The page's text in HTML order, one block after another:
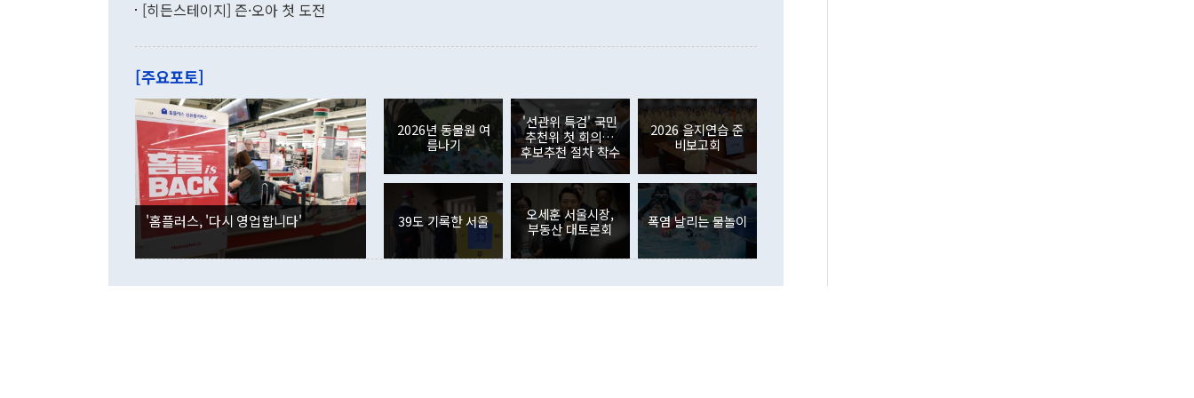
"우리의 선의대로 하는 게 과연 한반도의 평화와 안정에 플러스냐, 결론적
관은 업무보고 사후 브리핑에서 정 장관이 언급한 '4자 회담'에 대해 "이상
이 9월 러시아 블라디보스토크에서 열리는 '동방경제포럼(EEF)'을 언급하
며 "정부 차원에서 (참석을) 검토하고 있다"고 발언한 데 대해서도 조 장관
은 "그것은 외교부의 몫"이라며 "아직 거기까지 진도가 나가지 않았다"고
잘랐다. 정 장관이 이날 소개한 대북 구상과 설명은 정부 내 조율을 거치지
않았다는 점에서 문제가 있다. 특히 주적 표현 대체와 국호 사용, 9·19 군
사합의 복원, 4자회담 추진 등은 통일부 장관이 결정할 사안이 아니어서 월
권이라는 지적이 나오고 있다. 이 대통령은 정 장관의 업무보고를 듣고 난
뒤 "여기 업무보고에 발표했다고 승인난 건 아니다"라고 재차 확인했다. 정
부의 한 소식통은 "정 장관의 발언 내용은 대부분 국가안전보장회의(NSC)
를 거쳐 결정된 사안이 아닌 정 장관의 개인적 생각에 가깝다"며 "안보 관
련 부처 장관이 정부의 공식 정책이 아닌 사안을 추진하겠다고 업무보고를
하고 대통령의 면전에서 '국군통수권자가 나서야 한다'고 주장한 것은 심각
로 전환됐다. 본원소득수지는 배당소득을 중심으로 32억7000만달러 흑자
는 배당수입이 늘어난 데다 전월 분기배당에 따른 기저효과로 배당지급이
였던 올해 3월(369억9000만달러)을 넘어선 것이다. 직접투자에서는 내국
인의 해외투자가 80억1000만달러, 외국인의 국내투자가 46억3000만달러
각각 증가했다. 증권투자에서는 외국인의 국내 주식 매도세가 이어졌다. 외
국인의 국내 주식 투자는 차익실현 매도 등의 영향으로 316억1000만달러
감소하며 전월(-310억5000만달러)에 이어 역대 최대 순매도 기록을 다시
경신했다. 외국인의 국내 채권투자는 세계국채지수(WGBI) 자금 유입에도
분기 말 만기도래 영향으로 증가 폭이 줄어든 52억9000만달러를 기록했
다. 내국인의 해외 증권투자는 주식을 중심으로 35억6000만달러 증가했
다. eoyn2@newspim.com
[히든스테이지] 즌·오아 첫 도전
[주요포토]
'홈플러스, '다시 영업합니다'
2026년 동물원 여
름나기
'선관위 특검' 국민
추천위 첫 회의…
후보추천 절차 착수
2026 을지연습 준
비보고회
39도 기록한 서울
오세훈 서울시장,
부동산 대토론회
폭염 날리는 물놀이